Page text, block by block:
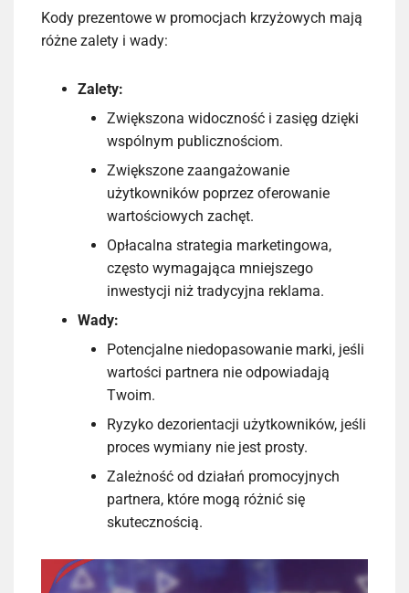
Kody prezentowe w promocjach krzyżowych mają
różne zalety i wady:
Zalety:
Zwiększona widoczność i zasięg dzięki
wspólnym publicznościom.
Zwiększone zaangażowanie
użytkowników poprzez oferowanie
wartościowych zachęt.
Opłacalna strategia marketingowa,
często wymagająca mniejszego
inwestycji niż tradycyjna reklama.
Wady:
Potencjalne niedopasowanie marki, jeśli
wartości partnera nie odpowiadają
Twoim.
Ryzyko dezorientacji użytkowników, jeśli
proces wymiany nie jest prosty.
Zależność od działań promocyjnych
partnera, które mogą różnić się
skutecznością.